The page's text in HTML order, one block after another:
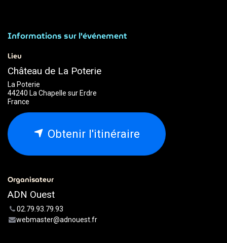
Informations sur l'événement
Lieu
Château de La Poterie
La Poterie
44240 La Chapelle sur Erdre
France
Obtenir l'itinéraire
Organisateur
ADN Ouest
02.79.93.79.93
webmaster@adnouest.fr